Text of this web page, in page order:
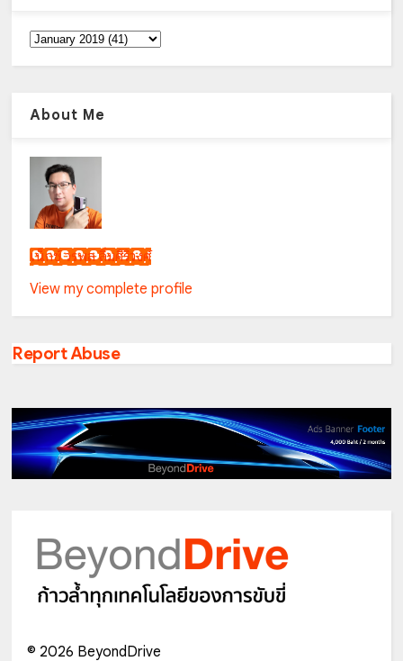
About Me
เน็กซ์ วรพล ลิ่มศิริวงศ์
View my complete profile
Report Abuse
© 2026 BeyondDrive